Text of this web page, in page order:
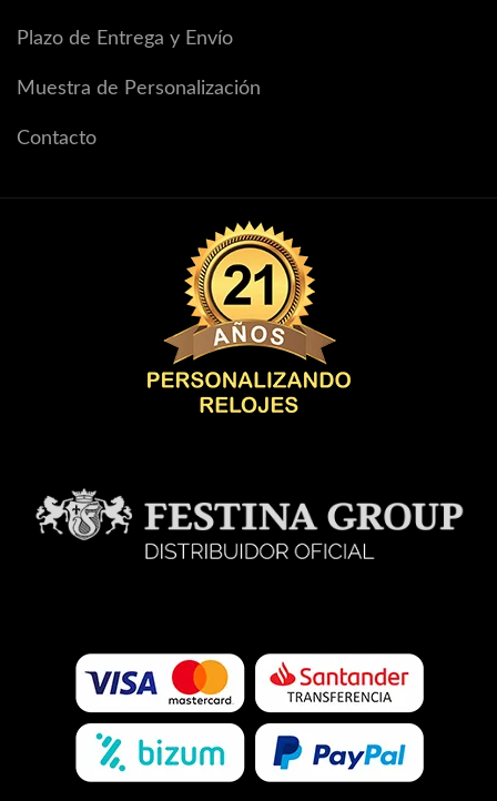
Plazo de Entrega y Envío
Muestra de Personalización
Contacto